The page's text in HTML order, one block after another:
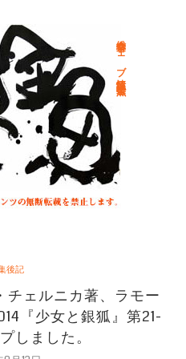
総合文学ウェブ情報誌 文学金魚
後記
チェルニカ著、ラモー
『少女と銀狐』第21-
しました。